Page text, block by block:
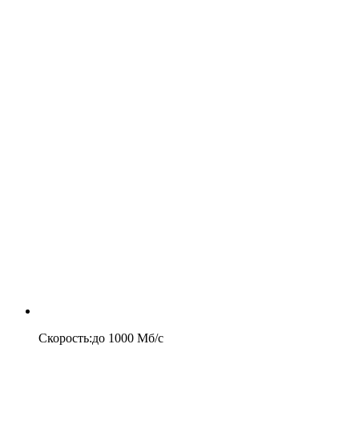
Скорость:до 1000 Мб/c